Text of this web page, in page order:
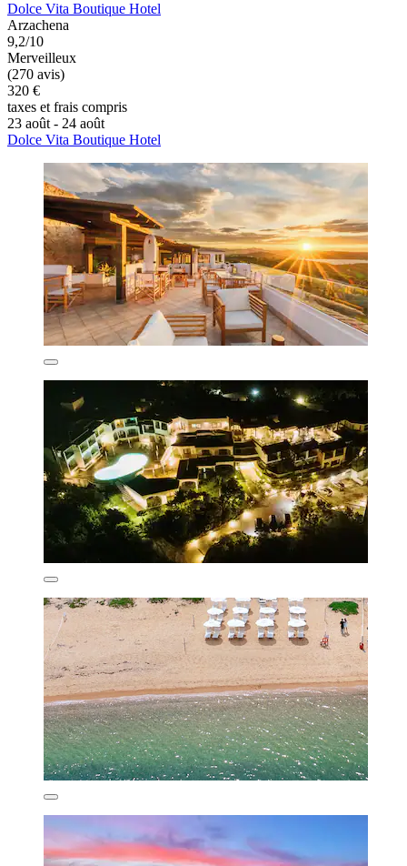
Dolce Vita Boutique Hotel
Arzachena
9,2/10
Merveilleux
(270 avis)
320 €
taxes et frais compris
23 août - 24 août
Dolce Vita Boutique Hotel